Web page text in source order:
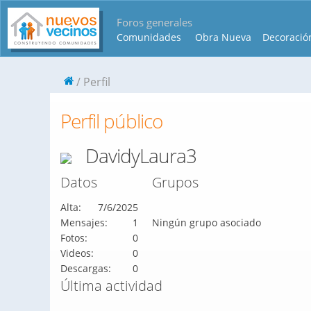
Foros generales
Comunidades Obra Nueva
Perfil
Perfil público
DavidyLaura3
Datos
Alta:
7/6/2025
Mensajes:
1
Fotos:
0
Videos:
0
Descargas:
0
Grupos
Ningún grupo asociado
Última actividad